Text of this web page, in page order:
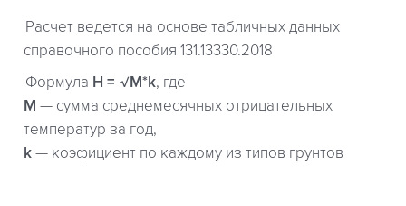
Расчет ведется на основе табличных данных
справочного пособия 131.13330.2018
Формула H = √M*k, где
М — сумма среднемесячных отрицательных
температур за год,
k — коэфициент по каждому из типов грунтов